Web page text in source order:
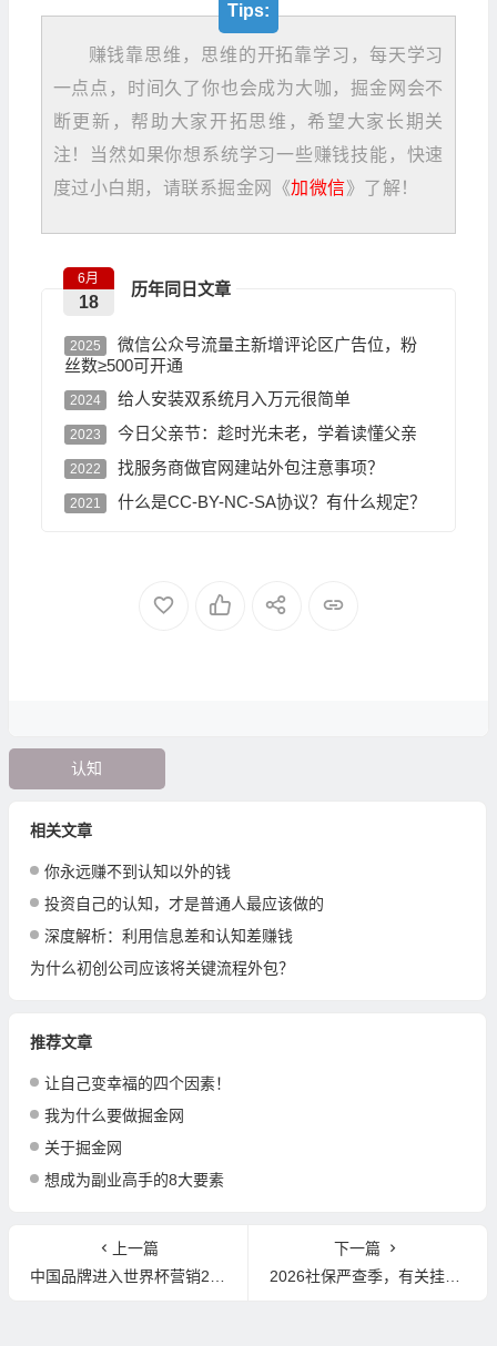
Tips:
赚钱靠思维，思维的开拓靠学习，每天学习
一点点，时间久了你也会成为大咖，掘金网会不
断更新，帮助大家开拓思维，希望大家长期关
注！当然如果你想系统学习一些赚钱技能，快速
度过小白期，请联系掘金网《加微信》了解！
历年同日文章
6月
18
2025
微信公众号流量主新增评论区广告位，粉
丝数≥500可开通
2024 给人安装双系统月入万元很简单
2023 今日父亲节：趁时光未老，学着读懂父亲
2022 找服务商做官网建站外包注意事项？
2021 什么是CC-BY-NC-SA协议？有什么规定？
认知
相关文章
你永远赚不到认知以外的钱
投资自己的认知，才是普通人最应该做的
深度解析：利用信息差和认知差赚钱
为什么初创公司应该将关键流程外包？
推荐文章
让自己变幸福的四个因素！
我为什么要做掘金网
关于掘金网
想成为副业高手的8大要素
上一篇
中国品牌进入世界杯营销2.0时代
下一篇
2026社保严查季，有关挂靠社保的热门问题都在这！